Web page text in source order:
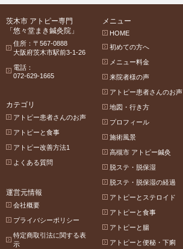
茨木市 アトピー専門
「悠々堂まき鍼灸院」
住所：〒567-0888
大阪府茨木市駅前3-1-26
電話：
072-629-1665
メニュー
HOME
初めての方へ
メニュー料金
来院者様の声
アトピー患者さんのお声
地図・行き方
プロフィール
施術風景
高槻市 アトピー鍼灸
脱ステ・脱保湿
脱ステ・脱保湿の経過
アトピーとステロイド
アトピーと食事
アトピーと腸
アトピーと便秘・下痢
カテゴリ
アトピー患者さんのお声
アトピーと食事
アトピー改善方法1
よくある質問
運営元情報
会社概要
プライバシーポリシー
特定商取引法に関する表
示